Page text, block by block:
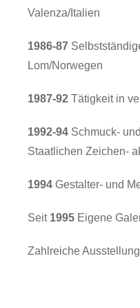
Valenza/Italien
1986-87
Lom/Norwegen
1987-92Tätigkeit in
1992-94Schmuck-
Staatlichen Zeichen-
1994Gestalter- und
Seit 1995Eigene
Zahlreiche